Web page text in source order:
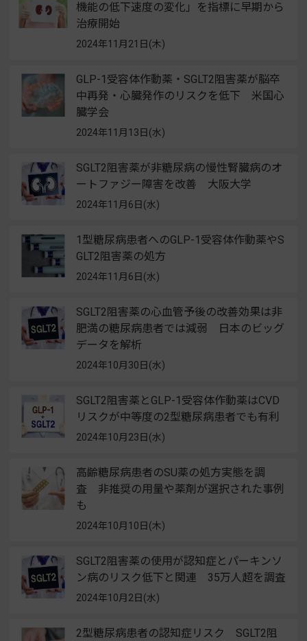
機能の低下速度の変化」を指標に早期から
治療開始
2024年11月21日(木)
GLP-1受容体作動薬・SGLT2阻害薬が脳卒
中再発・心臓発作のリスクを低下 米国心
臓学会
2024年11月13日(水)
SGLT2阻害薬が非糖尿病の慢性腎臓病のオ
ートファジー障害を改善 大阪大学
2024年11月6日(水)
1型糖尿病患者へのGLP-1受容体作動薬やS
GLT2阻害薬の処方
2024年11月6日(水)
SGLT2阻害薬の心血管予後の改善効果は非
肥満の糖尿病患者では減弱 日本のビッグ
データを解析
2024年10月30日(水)
SGLT2阻害薬とGLP-1受容体作動薬はCVD
リスクが中等度の2型糖尿病患者でも有利
2024年10月23日(水)
高齢糖尿病患者のSU薬の処方実態を調
査 非推奨の用量や薬剤が選択された事例
も
2024年10月10日(木)
SGLT2阻害薬の使用が認知症とパーキンソ
ン病のリスク低下と関連 35万人超を調査
2024年10月2日(水)
2型糖尿病患者の認知症リスク SGLT2阻